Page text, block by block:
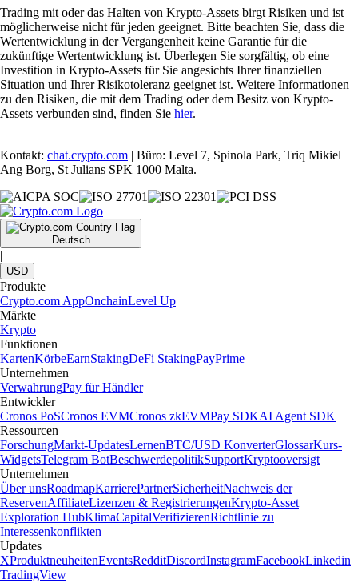
Trading mit oder das Halten von Krypto-Assets birgt Risiken und ist
möglicherweise nicht für jeden geeignet. Bitte beachten Sie, dass die
Wertentwicklung in der Vergangenheit keine Garantie für die
zukünftige Wertentwicklung ist. Überlegen Sie sorgfältig, ob eine
Investition in Krypto-Assets für Sie angesichts Ihrer finanziellen
Situation und Ihrer Risikotoleranz geeignet ist. Weitere Informationen
zu den Risiken, die mit dem Trading oder dem Besitz von Krypto-
Assets verbunden sind, finden Sie hier.
Kontakt: chat.crypto.com | Büro: Level 7, Spinola Park, Triq Mikiel
Ang Borg, St Julians SPK 1000 Malta.
Deutsch
|
USD
Produkte
Crypto.com AppOnchainLevel Up
Märkte
Krypto
Funktionen
KartenKörbeEarnStakingDeFi StakingPayPrime
Unternehmen
VerwahrungPay für Händler
Entwickler
Cronos PoSCronos EVMCronos zkEVMPay SDKAI Agent SDK
Ressourcen
ForschungMarkt-UpdatesLernenBTC/USD KonverterGlossarKurs-
WidgetsTelegram BotBeschwerdepolitikSupportKryptooversigt
Unternehmen
Über unsRoadmapKarrierePartnerSicherheitNachweis der
ReservenAffiliateLizenzen & RegistrierungenKrypto-Asset
Exploration HubKlimaCapitalVerifizierenRichtlinie zu
Interessenkonflikten
Updates
XProduktneuheitenEventsRedditDiscordInstagramFacebookLinkedin
TradingView